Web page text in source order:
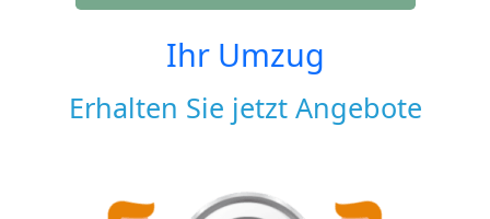
Ihr Umzug
Erhalten Sie jetzt Angebote